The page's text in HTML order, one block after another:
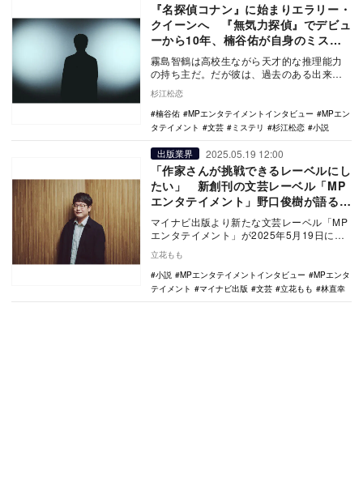
『名探偵コナン』に始まりエラリー・
クイーンへ 『無気力探偵』でデビュ
ーから10年、楠谷佑が自身のミステ
リ原体験を語る
霧島智鶴は高校生ながら天才的な推理能力
の持ち主だ。だが彼は、過去のある出来事
が原因で人並み外れて無気力な人間になっ
ていた。面倒な…
杉江松恋
楠谷佑
MPエンタテイメントインタビュー
MPエン
タテイメント
文芸 ミステリ 杉江松恋 小説
出版業界 2025.05.19 12:00
「作家さんが挑戦できるレーベルにし
たい」 新創刊の文芸レーベル「MP
エンタテイメント」野口俊樹が語る編
集者の役目
マイナビ出版より新たな文芸レーベル「MP
エンタテイメント」が2025年5月19日に創
刊された。発表されたラインナップには楠
谷佑や…
立花もも
小説
MPエンタテイメントインタビュー
MPエンタ
テイメント
マイナビ出版 文芸 立花もも 林直幸